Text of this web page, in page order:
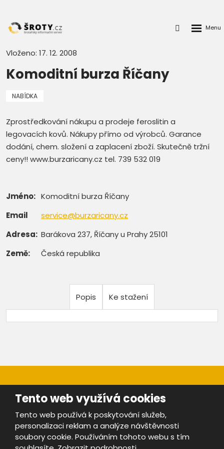
Přihlášení
Vloženo: 17. 12. 2008
Komoditní burza Říčany
NABÍDKA
Zprostředkování nákupu a prodeje feroslitin a
legovacích kovů. Nákupy přímo od výrobců. Garance
dodání, chem. složení a zaplacení zboží. Skutečně tržní
ceny!! www.burzaricany.cz tel. 739 532 019
Jméno: Komoditní burza Říčany
Email
service@burzaricany.cz
Adresa: Barákova 237, Říčany u Prahy 25101
Země:
Česká republika
Popis Ke stažení
Mapa stránek |Bezpečnost a ochrana osobních údajů
Podmínky použití
Tento web využívá cookies
Tento web používá k poskytování služeb,
personalizaci reklam a analýze návštěvnosti
soubory cookie. Používáním tohoto webu s tím